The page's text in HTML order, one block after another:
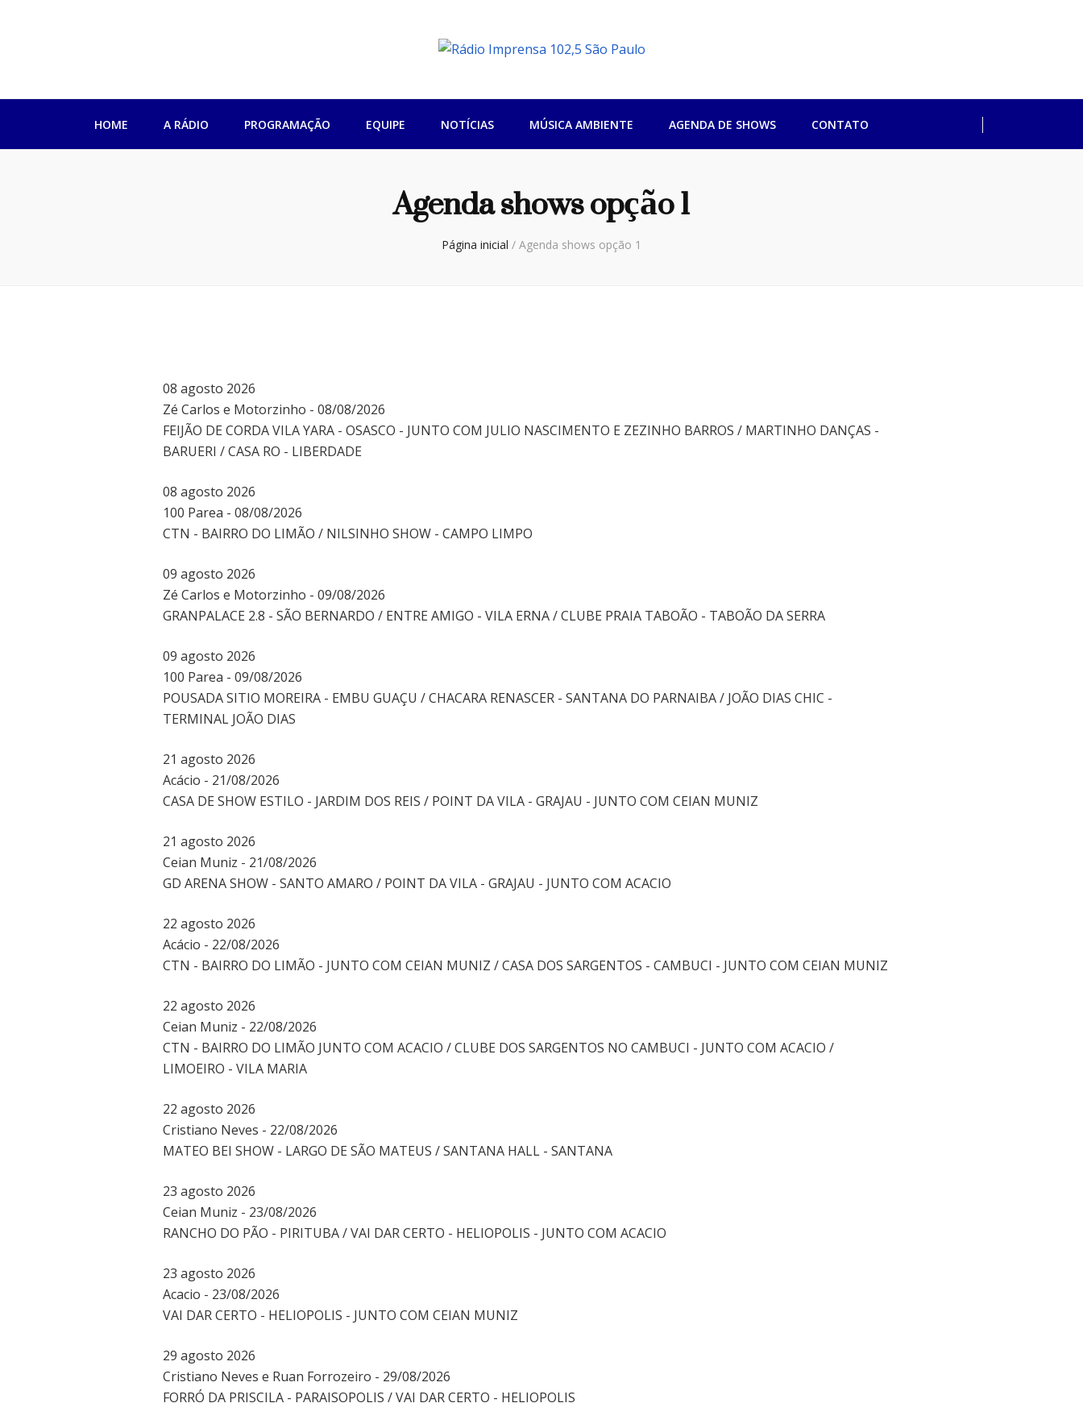
Rádio Imprensa 102,5 São Paulo
HOME A RÁDIO PROGRAMAÇÃO EQUIPE NOTÍCIAS MÚSICA AMBIENTE AGENDA DE SHOWS CONTATO
Agenda shows opção 1
Página inicial / Agenda shows opção 1
08 agosto 2026
Zé Carlos e Motorzinho - 08/08/2026
FEIJÃO DE CORDA VILA YARA - OSASCO - JUNTO COM JULIO NASCIMENTO E ZEZINHO BARROS / MARTINHO DANÇAS -
BARUERI / CASA RO - LIBERDADE
08 agosto 2026
100 Parea - 08/08/2026
CTN - BAIRRO DO LIMÃO / NILSINHO SHOW - CAMPO LIMPO
09 agosto 2026
Zé Carlos e Motorzinho - 09/08/2026
GRANPALACE 2.8 - SÃO BERNARDO / ENTRE AMIGO - VILA ERNA / CLUBE PRAIA TABOÃO - TABOÃO DA SERRA
09 agosto 2026
100 Parea - 09/08/2026
POUSADA SITIO MOREIRA - EMBU GUAÇU / CHACARA RENASCER - SANTANA DO PARNAIBA / JOÃO DIAS CHIC -
TERMINAL JOÃO DIAS
21 agosto 2026
Acácio - 21/08/2026
CASA DE SHOW ESTILO - JARDIM DOS REIS / POINT DA VILA - GRAJAU - JUNTO COM CEIAN MUNIZ
21 agosto 2026
Ceian Muniz - 21/08/2026
GD ARENA SHOW - SANTO AMARO / POINT DA VILA - GRAJAU - JUNTO COM ACACIO
22 agosto 2026
Acácio - 22/08/2026
CTN - BAIRRO DO LIMÃO - JUNTO COM CEIAN MUNIZ / CASA DOS SARGENTOS - CAMBUCI - JUNTO COM CEIAN MUNIZ
22 agosto 2026
Ceian Muniz - 22/08/2026
CTN - BAIRRO DO LIMÃO JUNTO COM ACACIO / CLUBE DOS SARGENTOS NO CAMBUCI - JUNTO COM ACACIO /
LIMOEIRO - VILA MARIA
22 agosto 2026
Cristiano Neves - 22/08/2026
MATEO BEI SHOW - LARGO DE SÃO MATEUS / SANTANA HALL - SANTANA
23 agosto 2026
Ceian Muniz - 23/08/2026
RANCHO DO PÃO - PIRITUBA / VAI DAR CERTO - HELIOPOLIS - JUNTO COM ACACIO
23 agosto 2026
Acacio - 23/08/2026
VAI DAR CERTO - HELIOPOLIS - JUNTO COM CEIAN MUNIZ
29 agosto 2026
Cristiano Neves e Ruan Forrozeiro - 29/08/2026
FORRÓ DA PRISCILA - PARAISOPOLIS / VAI DAR CERTO - HELIOPOLIS